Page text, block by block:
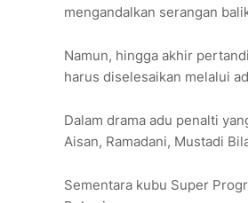
mengandalkan serangan
Namun, hingga akhir
harus diselesaikan melalui
Dalam drama adu penalti
Aisan, Ramadani, Mustadi
Sementara kubu Super